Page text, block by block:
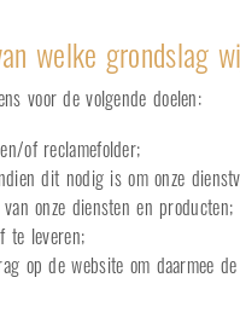
welke grondslag
voor de volgende doelen:
of reclamefolder;
dit nodig is om onze
onze diensten en producten;
te leveren;
op de website om daarmee